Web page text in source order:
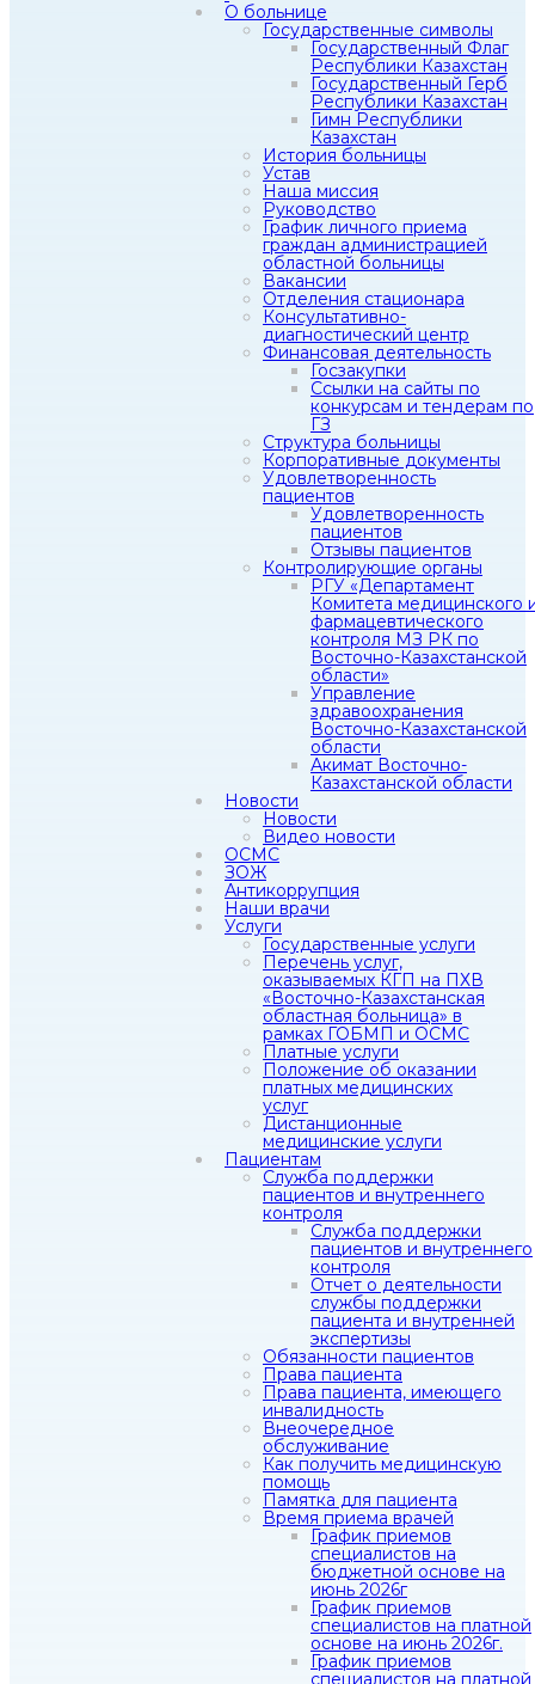
О больнице
Государственные символы
Государственный Флаг
Республики Казахстан
Государственный Герб
Республики Казахстан
Гимн Республики
Казахстан
История больницы
Устав
Наша миссия
Руководство
График личного приема
граждан администрацией
областной больницы
Вакансии
Отделения стационара
Консультативно-
диагностический центр
Финансовая деятельность
Госзакупки
Ссылки на сайты по
конкурсам и тендерам по
ГЗ
Структура больницы
Корпоративные документы
Удовлетворенность
пациентов
Удовлетворенность
пациентов
Отзывы пациентов
Контролирующие органы
РГУ «Департамент
Комитета медицинского
фармацевтического
контроля МЗ РК по
Восточно-Казахстанской
области»
Управление
здравоохранения
Восточно-Казахстанской
области
Акимат Восточно-
Казахстанской области
Новости
Новости
Видео новости
ОСМС
ЗОЖ
Антикоррупция
Наши врачи
Услуги
Государственные услуги
Перечень услуг,
оказываемых КГП на ПХВ
«Восточно-Казахстанская
областная больница» в
рамках ГОБМП и ОСМС
Платные услуги
Положение об оказании
платных медицинских
услуг
Дистанционные
медицинские услуги
Пациентам
Служба поддержки
пациентов и внутреннего
контроля
Служба поддержки
пациентов и внутреннего
контроля
Отчет о деятельности
службы поддержки
пациента и внутренней
экспертизы
Обязанности пациентов
Права пациента
Права пациента, имеющего
инвалидность
Внеочередное
обслуживание
Как получить медицинскую
помощь
Памятка для пациента
Время приема врачей
График приемов
специалистов на
бюджетной основе на
июнь 2026г
График приемов
специалистов на платной
основе на июнь 2026г.
График приемов
специалистов на платной